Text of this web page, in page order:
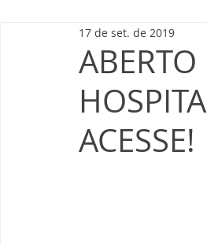
ACESSE!
17 de set. de 2019